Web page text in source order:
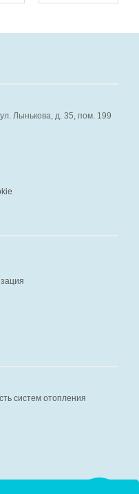
Лынькова, д. 35, пом. 199
систем отопления